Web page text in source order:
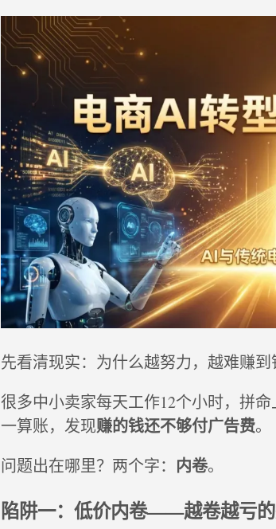
先看清现实：为什么越努力，越难赚到
很多中小卖家每天工作12个小时，拼
一算账，发现赚的钱还不够付广告费。
问题出在哪里？两个字： 内卷。
陷阱一：低价内卷——越卷越亏